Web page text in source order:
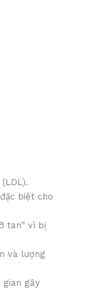
biệt cho
tan” vì bị
và lượng
gian gây